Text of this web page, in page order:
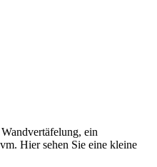
ein
Hier sehen Sie eine kleine